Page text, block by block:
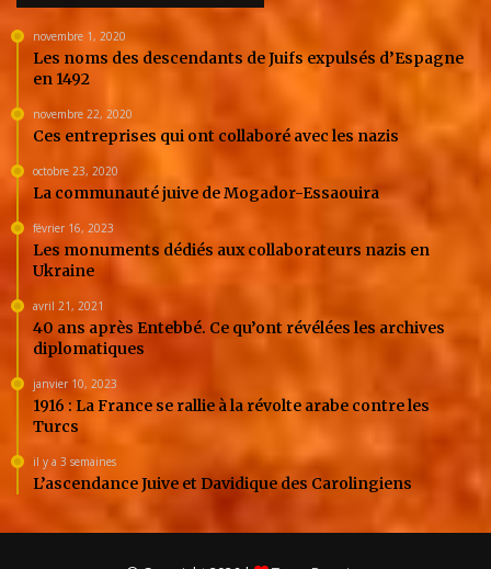
novembre 1, 2020
Les noms des descendants de Juifs expulsés d’Espagne
en 1492
novembre 22, 2020
Ces entreprises qui ont collaboré avec les nazis
octobre 23, 2020
La communauté juive de Mogador-Essaouira
février 16, 2023
Les monuments dédiés aux collaborateurs nazis en
Ukraine
avril 21, 2021
40 ans après Entebbé. Ce qu’ont révélées les archives
diplomatiques
janvier 10, 2023
1916 : La France se rallie à la révolte arabe contre les
Turcs
il y a 3 semaines
L’ascendance Juive et Davidique des Carolingiens